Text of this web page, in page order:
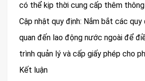
có thể kịp thời cung cấp thêm thông
Cập nhật quy định: Nắm bắt các quy
quan đến lao động nước ngoài để
trình quản lý và cấp giấy phép cho
Kết luận